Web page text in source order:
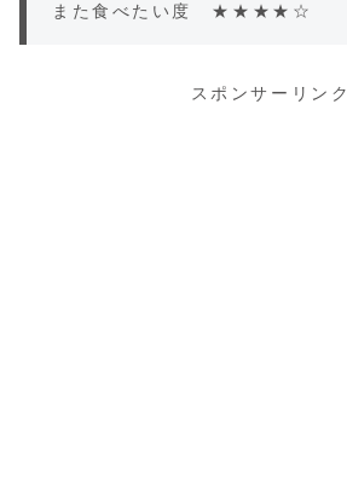
また食べたい度 ★★★★☆
スポンサーリンク